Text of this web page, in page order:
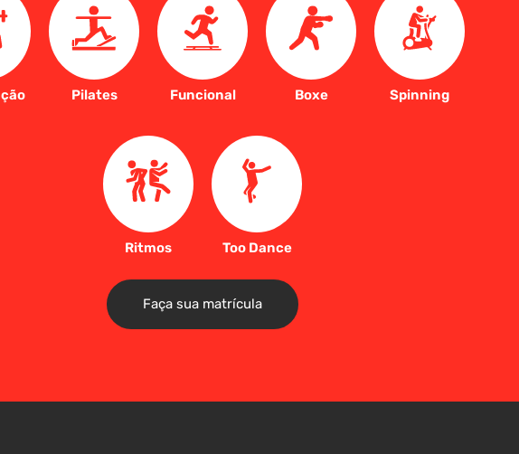
Pilates Funcional Boxe Spinning
Ritmos Too Dance
Faça sua matrícula